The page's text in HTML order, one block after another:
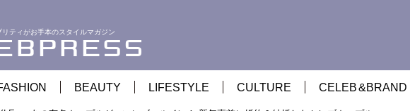
ティがお手本のスタイルマガジン
BEAUTY LIFESTYLE CULTURE CELEB&BRAND